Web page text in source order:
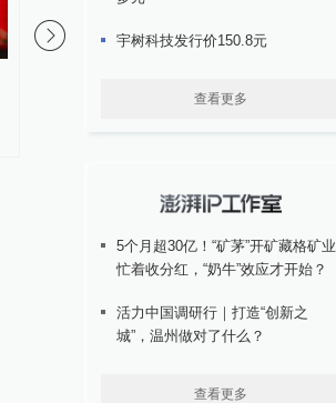
宇树科技发行价150.8元
查看更多
5个月超30亿！“矿茅”开矿藏格矿业
忙着收分红，“奶牛”效应才开始？
活力中国调研行｜打造“创新之
城”，温州做对了什么？
查看更多